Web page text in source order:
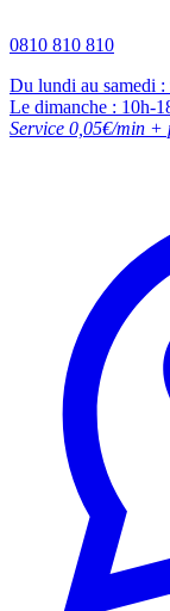
0810 810 810
Du lundi au samedi :
Le dimanche : 10h-
Service 0,05€/min +